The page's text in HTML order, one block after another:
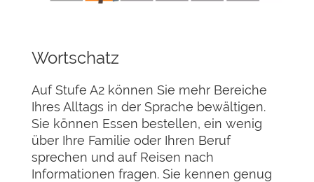
Wortschatz
Auf Stufe A2 können Sie mehr Bereiche
Ihres Alltags in der Sprache bewältigen.
Sie können Essen bestellen, ein wenig
über Ihre Familie oder Ihren Beruf
sprechen und auf Reisen nach
Informationen fragen. Sie kennen genug